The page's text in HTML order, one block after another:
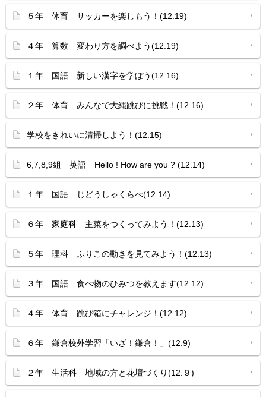
５年 体育 サッカーを楽しもう！(12.19)
４年 算数 変わり方を調べよう(12.19)
１年 国語 新しい漢字を学ぼう(12.16)
２年 体育 みんなで大縄跳びに挑戦！(12.16)
学校をきれいに清掃しよう！(12.15)
6,7,8,9組 英語 Hello ! How are you ? (12.14)
１年 国語 じどうしゃくらべ(12.14)
６年 家庭科 主菜をつくってみよう！(12.13)
５年 理科 ふりこの動きを見てみよう！(12.13)
３年 国語 食べ物のひみつを教えます(12.12)
４年 体育 跳び箱にチャレンジ！(12.12)
６年 鎌倉校外学習「いざ！鎌倉！」(12.9)
２年 生活科 地域の方と花壇づくり(12.９)